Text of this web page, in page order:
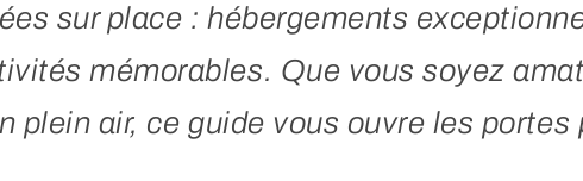
sur place : hébergements
mémorables. Que vous soyez
plein air, ce guide vous ouvre les